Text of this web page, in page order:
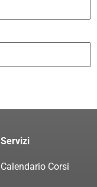
Servizi
Calendario Corsi